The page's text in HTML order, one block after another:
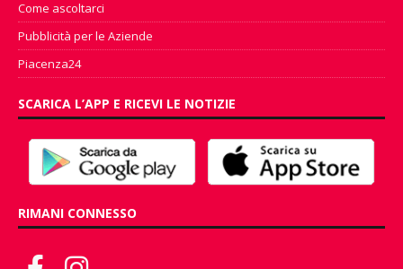
Come ascoltarci
Pubblicità per le Aziende
Piacenza24
SCARICA L’APP E RICEVI LE NOTIZIE
RIMANI CONNESSO